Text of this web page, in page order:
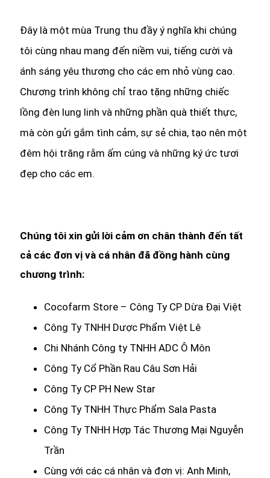
Đây là một mùa Trung thu đầy ý nghĩa khi chúng
tôi cùng nhau mang đến niềm vui, tiếng cười và
ánh sáng yêu thương cho các em nhỏ vùng cao.
Chương trình không chỉ trao tặng những chiếc
lồng đèn lung linh và những phần quà thiết thực,
mà còn gửi gắm tình cảm, sự sẻ chia, tạo nên một
đêm hội trăng rằm ấm cúng và những ký ức tươi
đẹp cho các em.
Chúng tôi xin gửi lời cảm ơn chân thành đến tất
cả các đơn vị và cá nhân đã đồng hành cùng
chương trình:
Cocofarm Store – Công Ty CP Dừa Đại Việt
Công Ty TNHH Dược Phẩm Việt Lê
Chi Nhánh Công ty TNHH ADC Ô Môn
Công Ty Cổ Phần Rau Câu Sơn Hải
Công Ty CP PH New Star
Công Ty TNHH Thực Phẩm Sala Pasta
Công Ty TNHH Hợp Tác Thương Mại Nguyễn
Trần
Cùng với các cá nhân và đơn vị: Anh Minh,